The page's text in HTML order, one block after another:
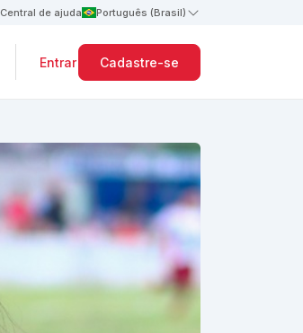
Central de ajuda Português (Brasil)
Entrar Cadastre-se